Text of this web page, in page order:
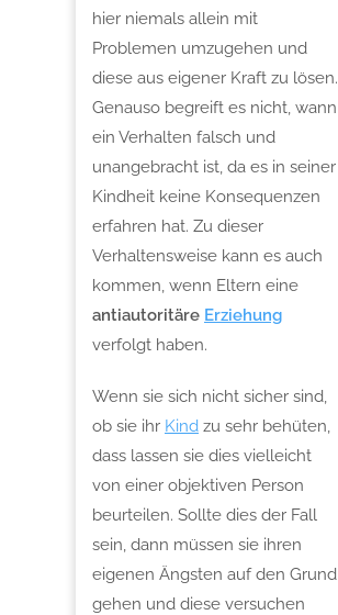
hier niemals allein mit
Problemen umzugehen und
diese aus eigener Kraft zu lösen.
Genauso begreift es nicht, wann
ein Verhalten falsch und
unangebracht ist, da es in seiner
Kindheit keine Konsequenzen
erfahren hat. Zu dieser
Verhaltensweise kann es auch
kommen, wenn Eltern eine
antiautoritäre Erziehung
verfolgt haben.
Wenn sie sich nicht sicher sind,
ob sie ihr Kind zu sehr behüten,
dass lassen sie dies vielleicht
von einer objektiven Person
beurteilen. Sollte dies der Fall
sein, dann müssen sie ihren
eigenen Ängsten auf den Grund
gehen und diese versuchen